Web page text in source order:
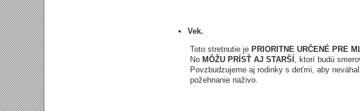
Vek.
Toto stretnutie je PRIORITNE URČENÉ PRE
No MÔŽU PRÍSŤ AJ STARŠÍ , ktorí budú
Povzbudzujeme aj rodinky s deťmi, aby
požehnanie naživo.